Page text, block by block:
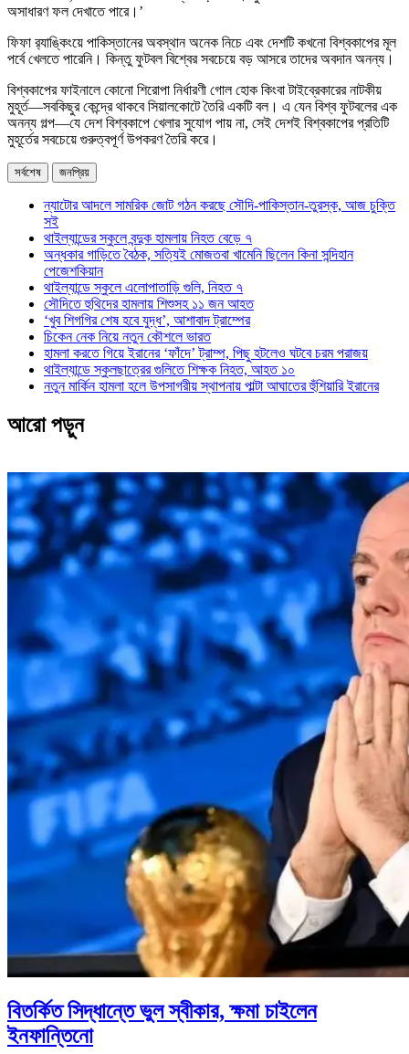
অসাধারণ ফল দেখাতে পারে।’
ফিফা র‌্যাঙ্কিংয়ে পাকিস্তানের অবস্থান অনেক নিচে এবং দেশটি কখনো বিশ্বকাপের মূল
পর্বে খেলতে পারেনি। কিন্তু ফুটবল বিশ্বের সবচেয়ে বড় আসরে তাদের অবদান অনন্য।
বিশ্বকাপের ফাইনালে কোনো শিরোপা নির্ধারণী গোল হোক কিংবা টাইব্রেকারের নাটকীয়
মুহূর্ত—সবকিছুর কেন্দ্রে থাকবে সিয়ালকোটে তৈরি একটি বল। এ যেন বিশ্ব ফুটবলের এক
অনন্য গল্প—যে দেশ বিশ্বকাপে খেলার সুযোগ পায় না, সেই দেশই বিশ্বকাপের প্রতিটি
মুহূর্তের সবচেয়ে গুরুত্বপূর্ণ উপকরণ তৈরি করে।
সর্বশেষ জনপ্রিয়
ন্যাটোর আদলে সামরিক জোট গঠন করছে সৌদি-পাকিস্তান-তুরস্ক, আজ চুক্তি
সই
থাইল্যান্ডের স্কুলে বন্দুক হামলায় নিহত বেড়ে ৭
অন্ধকার গাড়িতে বৈঠক, সত্যিই মোজতবা খামেনি ছিলেন কিনা সন্দিহান
পেজেশকিয়ান
থাইল্যান্ডে স্কুলে এলোপাতাড়ি গুলি, নিহত ৭
সৌদিতে হুথিদের হামলায় শিশুসহ ১১ জন আহত
‘খুব শিগগির শেষ হবে যুদ্ধ’, আশাবাদ ট্রাম্পের
চিকেন নেক নিয়ে নতুন কৌশলে ভারত
হামলা করতে গিয়ে ইরানের ‘ফাঁদে’ ট্রাম্প, পিছু হটলেও ঘটবে চরম পরাজয়
থাইল্যান্ডে স্কুলছাত্রের গুলিতে শিক্ষক নিহত, আহত ১০
নতুন মার্কিন হামলা হলে উপসাগরীয় স্থাপনায় পাল্টা আঘাতের হুঁশিয়ারি ইরানের
আরো পড়ুন
বিতর্কিত সিদ্ধান্তে ভুল স্বীকার, ক্ষমা চাইলেন
ইনফান্তিনো